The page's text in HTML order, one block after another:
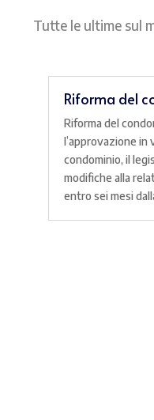
Tutte le ultime sul
Riforma del
Riforma del
l’approvazione in
condominio, il
modifiche alla
entro sei mesi